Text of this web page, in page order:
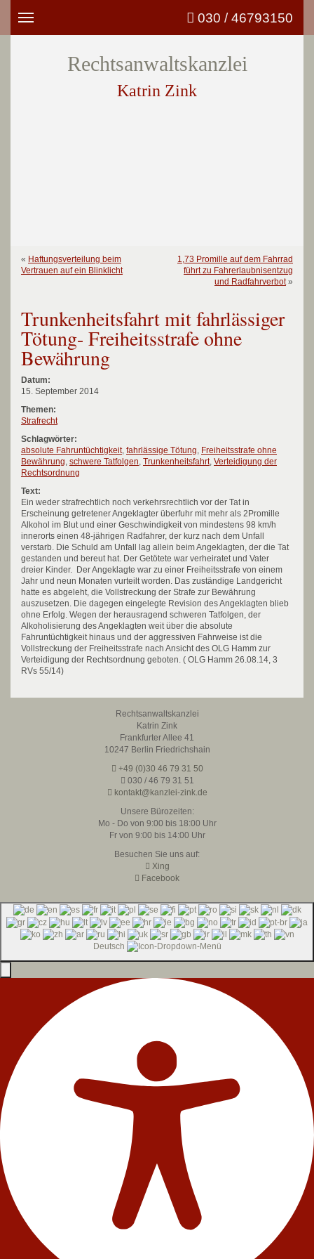
Toggle
030 / 46793150
Rechtsanwaltskanzlei
Katrin Zink
« Haftungsverteilung beim
Vertrauen auf ein Blinklicht
1,73 Promille auf dem Fahrrad
führt zu Fahrerlaubnisentzug
und Radfahrverbot»
Trunkenheitsfahrt mit fahrlässiger
Tötung- Freiheitsstrafe ohne
Bewährung
Datum:
15. September 2014
Themen:
Strafrecht
Schlagwörter:
absolute Fahruntüchtigkeit, fahrlässige Tötung, Freiheitsstrafe ohne
Bewährung, schwere Tatfolgen, Trunkenheitsfahrt, Verteidigung der
Rechtsordnung
Text:
Ein weder strafrechtlich noch verkehrsrechtlich vor der Tat in
Erscheinung getretener Angeklagter überfuhr mit mehr als 2Promille
Alkohol im Blut und einer Geschwindigkeit von mindestens 98 km/h
innerorts einen 48-jährigen Radfahrer, der kurz nach dem Unfall
verstarb. Die Schuld am Unfall lag allein beim Angeklagten, der die Tat
gestanden und bereut hat. Der Getötete war verheiratet und Vater
dreier Kinder. Der Angeklagte war zu einer Freiheitsstrafe von einem
Jahr und neun Monaten vurteilt worden. Das zuständige Landgericht
hatte es abgeleht, die Vollstreckung der Strafe zur Bewährung
auszusetzen. Die dagegen eingelegte Revision des Angeklagten blieb
ohne Erfolg. Wegen der herausragend schweren Tatfolgen, der
Alkoholisierung des Angeklagten weit über die absolute
Fahruntüchtigkeit hinaus und der aggressiven Fahrweise ist die
Vollstreckung der Freiheitsstrafe nach Ansicht des OLG Hamm zur
Verteidigung der Rechtsordnung geboten. ( OLG Hamm 26.08.14, 3
RVs 55/14)
Rechtsanwaltskanzlei
Katrin Zink
Frankfurter Allee 41
10247 Berlin Friedrichshain
+49 (0)30 46 79 31 50
030 / 46 79 31 51
kontakt@kanzlei-zink.de
Unsere Bürozeiten:
Mo - Do von 9:00 bis 18:00 Uhr
Fr von 9:00 bis 14:00 Uhr
Besuchen Sie uns auf:
Xing
Facebook
Deutsch